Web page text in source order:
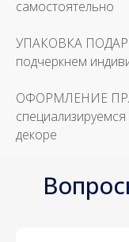
самостоятельно
УПАКОВКА
подчеркнем
ОФОРМЛЕНИЕ
декоре